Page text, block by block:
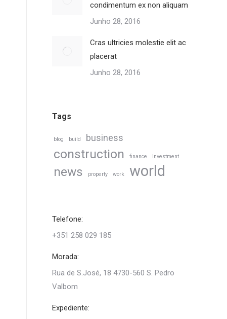
condimentum ex non aliquam
Junho 28, 2016
Cras ultricies molestie elit ac
placerat
Junho 28, 2016
Tags
blog build business
construction finance investment
news property work world
Telefone:
+351 258 029 185
Morada:
Rua de S.José, 18 4730-560 S. Pedro
Valbom
Expediente: